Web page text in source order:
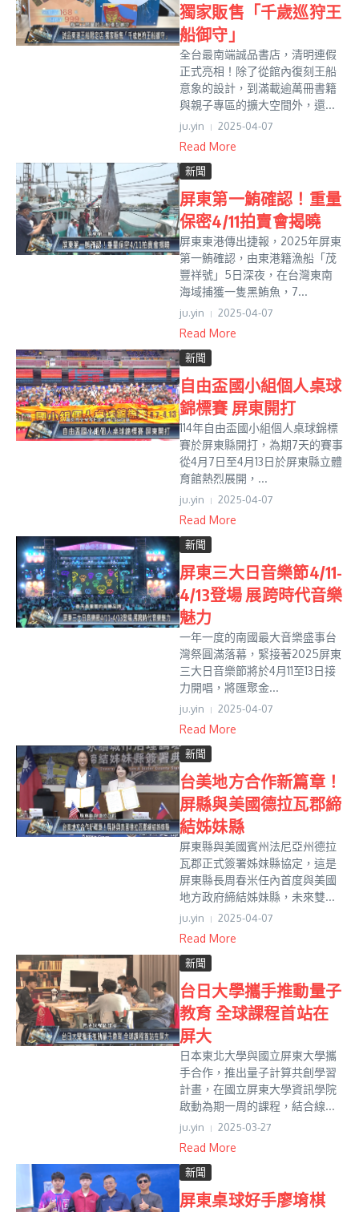
獨家販售「千歲巡狩王
船御守」
全台最南端誠品書店，清明連假
正式亮相！除了從館內復刻王船
意象的設計，到滿載逾萬冊書籍
與親子專區的擴大空間外，還...
ju.yin 2025-04-07
Read More
新聞
屏東第一鮪確認！重量
保密4/11拍賣會揭曉
屏東東港傳出捷報，2025年屏東
第一鮪確認，由東港籍漁船「茂
豐祥號」5日深夜，在台灣東南
海域捕獲一隻黑鮪魚，7...
ju.yin 2025-04-07
Read More
新聞
自由盃國小組個人桌球
錦標賽 屏東開打
114年自由盃國小組個人桌球錦標
賽於屏東縣開打，為期7天的賽事
從4月7日至4月13日於屏東縣立體
育館熱烈展開，...
ju.yin 2025-04-07
Read More
新聞
屏東三大日音樂節4/11-
4/13登場 展跨時代音樂
魅力
一年一度的南國最大音樂盛事台
灣祭圓滿落幕，緊接著2025屏東
三大日音樂節將於4月11至13日接
力開唱，將匯聚金...
ju.yin 2025-04-07
Read More
新聞
台美地方合作新篇章！
屏縣與美國德拉瓦郡締
結姊妹縣
屏東縣與美國賓州法尼亞州德拉
瓦郡正式簽署姊妹縣協定，這是
屏東縣長周春米任內首度與美國
地方政府締結姊妹縣，未來雙...
ju.yin 2025-04-07
Read More
新聞
台日大學攜手推動量子
教育 全球課程首站在
屏大
日本東北大學與國立屏東大學攜
手合作，推出量子計算共創學習
計畫，在國立屏東大學資訊學院
啟動為期一周的課程，結合線...
ju.yin 2025-03-27
Read More
新聞
屏東桌球好手廖堉棋